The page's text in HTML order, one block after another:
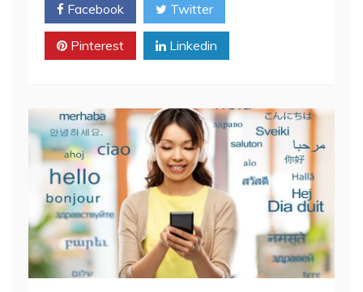
Facebook Twitter
Pinterest Linkedin